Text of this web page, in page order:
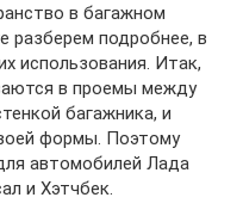
в багажном
разберем подробнее, в
использования. Итак,
в проемы между
багажника, и
формы. Поэтому
автомобилей Лада
и Хэтчбек.